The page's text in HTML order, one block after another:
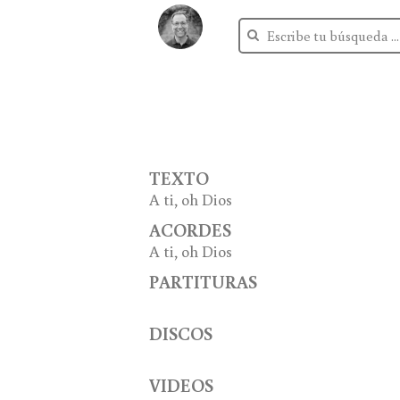
TEXTO
A ti, oh Dios
ACORDES
A ti, oh Dios
PARTITURAS
DISCOS
VIDEOS